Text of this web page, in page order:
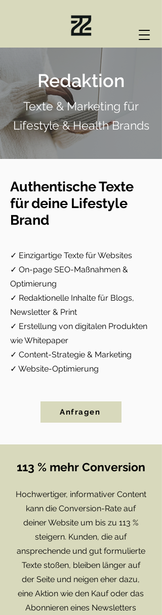
Redaktion
Texte & Marketing für
Lifestyle & Health Brands
Authentische Texte
für deine Lifestyle
Brand
✓ Einzigartige Texte für Websites
✓ On-page SEO-Maßnahmen &
Optimierung
✓ Redaktionelle Inhalte für Blogs,
Newsletter & Print
✓ Erstellung von digitalen Produkten
wie Whitepaper
✓ Content-Strategie & Marketing
✓ Website-Optimierung
Anfragen
113 % mehr Conversion
Hochwertiger, informativer Content
kann die Conversion-Rate auf
deiner Website um bis zu 113 %
steigern. Kunden, die auf
ansprechende und gut formulierte
Texte stoßen, bleiben länger auf
der Seite und neigen eher dazu,
eine Aktion wie den Kauf oder das
Abonnieren eines Newsletters